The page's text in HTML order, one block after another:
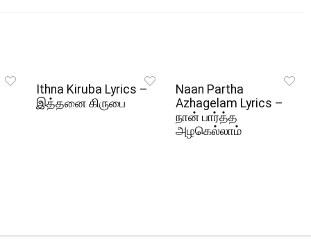
Ithna Kiruba Lyrics –
இத்தனை கிருபை
Naan Partha
Azhagelam Lyrics –
நான் பார்த்த
அழகெல்லாம்